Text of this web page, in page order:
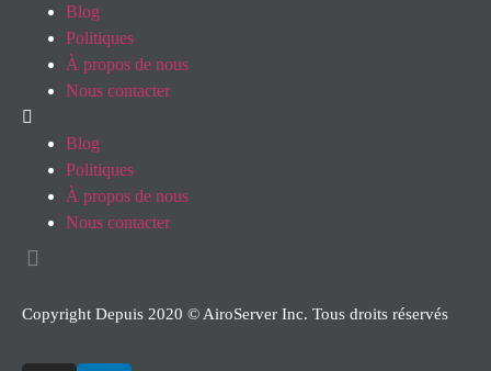
Blog
Politiques
À propos de nous
Nous contacter
Blog
Politiques
À propos de nous
Nous contacter
Copyright Depuis 2020 © AiroServer Inc. Tous droits réservés